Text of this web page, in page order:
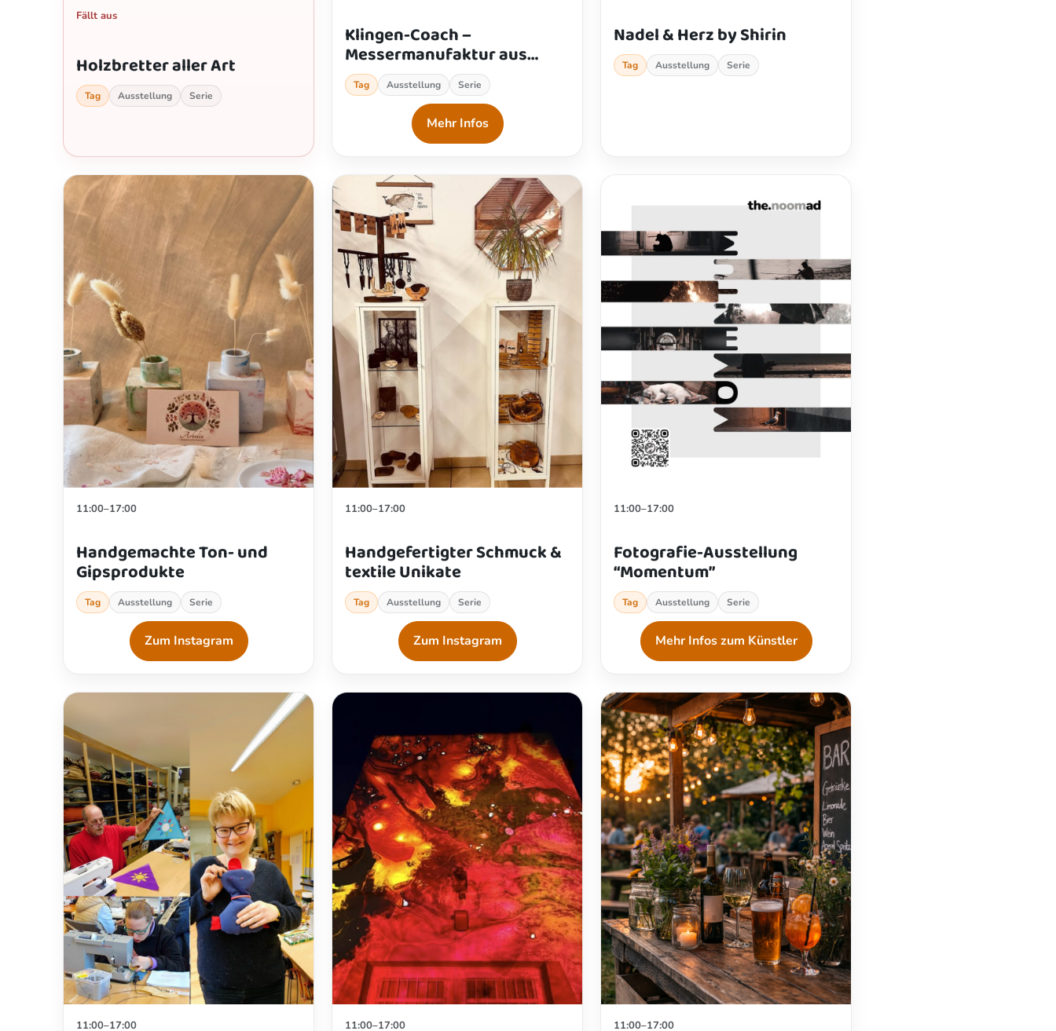
Fällt aus
Holzbretter aller Art
Tag Ausstellung Serie
Klingen-Coach –
Messermanufaktur aus
Leidenschaft
Tag Ausstellung Serie
Mehr Infos
Nadel & Herz by Shirin
Tag Ausstellung Serie
11:00–17:00
Handgemachte Ton- und
Gipsprodukte
Tag Ausstellung Serie
Zum Instagram
11:00–17:00
Handgefertigter Schmuck &
textile Unikate
Tag Ausstellung Serie
Zum Instagram
11:00–17:00
Fotografie-Ausstellung
“Momentum”
Tag Ausstellung Serie
Mehr Infos zum Künstler
11:00–17:00 11:00–17:00 11:00–17:00